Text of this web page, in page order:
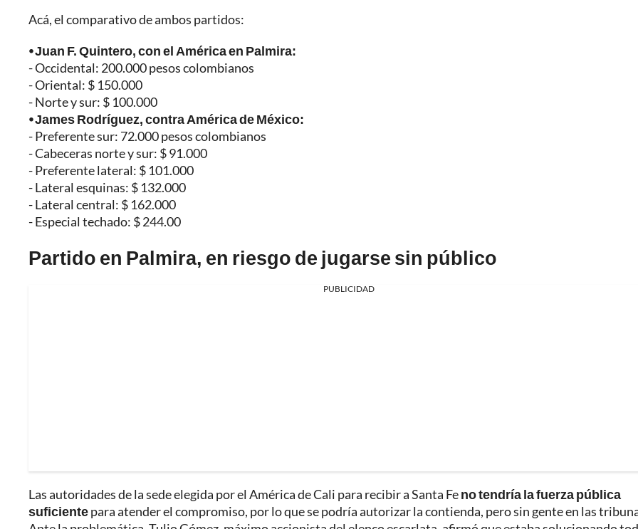
Acá, el comparativo de ambos partidos:
⦁ Juan F. Quintero, con el América en Palmira:
- Occidental: 200.000 pesos colombianos
- Oriental: $ 150.000
- Norte y sur: $ 100.000
⦁ James Rodríguez, contra América de México:
- Preferente sur: 72.000 pesos colombianos
- Cabeceras norte y sur: $ 91.000
- Preferente lateral: $ 101.000
- Lateral esquinas: $ 132.000
- Lateral central: $ 162.000
- Especial techado: $ 244.00
Partido en Palmira, en riesgo de jugarse sin público
PUBLICIDAD
Las autoridades de la sede elegida por el América de Cali para recibir a Santa Feno tendría la fuerza pública
suficientepara atender el compromiso, por lo que se podría autorizar la contienda, pero sin gente en las